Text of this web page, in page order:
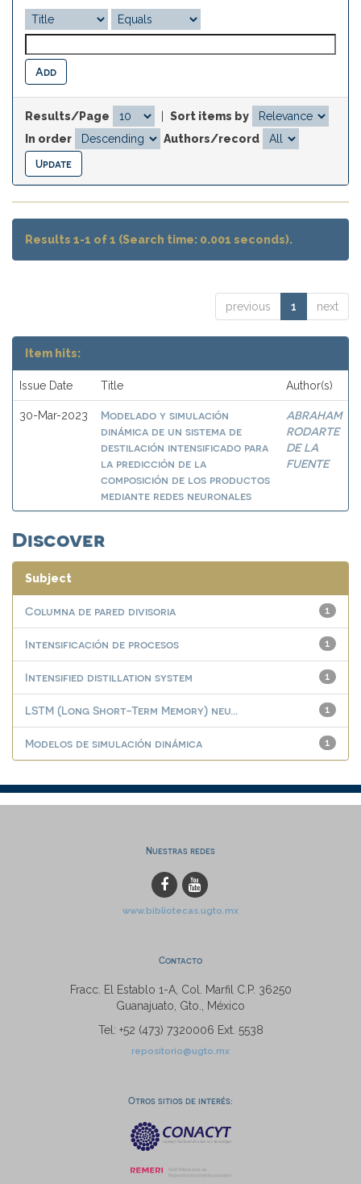
Results/Page
Sort items by
In order
Authors/record
Results 1-1 of 1 (Search time: 0.001 seconds).
previous 1 next
Item hits:
Issue Date Title Author(s)
30-Mar-2023
Modelado y simulación
dinámica de un sistema de
destilación intensificado para
la predicción de la
composición de los productos
mediante redes neuronales
ABRAHAM
RODARTE
DE LA
FUENTE
Discover
Subject
1
Columna de pared divisoria
1
Intensificación de procesos
1
Intensified distillation system
1
LSTM (Long Short-Term Memory) neu...
1
Modelos de simulación dinámica
Nuestras redes
www.bibliotecas.ugto.mx
Contacto
Fracc. El Establo 1-A, Col. Marfil C.P. 36250
Guanajuato, Gto., México
Tel: +52 (473) 7320006 Ext. 5538
repositorio@ugto.mx
Otros sitios de interés: